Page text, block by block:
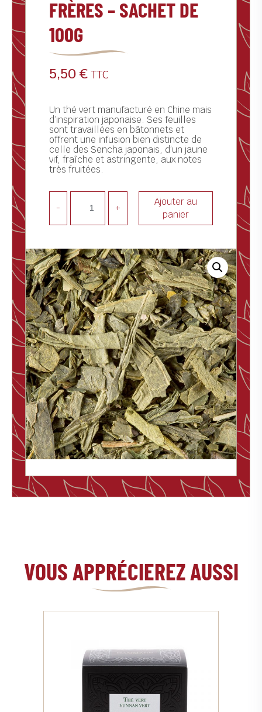
FRÈRES – SACHET DE
100G
5,50€ TTC
Un thé vert manufacturé en Chine mais
d’inspiration japonaise. Ses feuilles
sont travaillées en bâtonnets et
offrent une infusion bien distincte de
celle des Sencha japonais, d’un jaune
vif, fraîche et astringente, aux notes
très fruitées.
- +
Ajouter au
panier
VOUS APPRÉCIEREZ AUSSI